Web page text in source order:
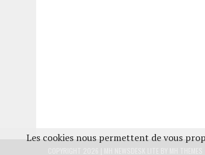
Les cookies nous permettent de vous